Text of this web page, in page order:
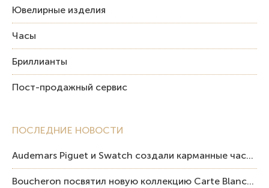
ПОСЛЕДНИЕ НОВОСТИ
Audemars Piguet и Swatch создали карманные часы в эстетике Royal Oak и Pop Art
Boucheron посвятил новую коллекцию Carte Blanche Human Being человеку и силе мастерства
Ювелирные изделия
Часы
Бриллианты
Пост-продажный сервис